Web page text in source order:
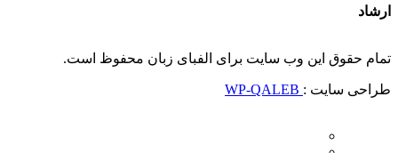
ارشاد
تمام حقوق این وب سایت برای الفبای زبان محفوظ است.
طراحی سایت :